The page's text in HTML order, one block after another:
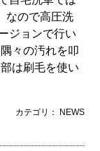
なので高圧洗
ジョンで行い
々の汚れを叩
は刷毛を使い
カテゴリ： NEWS